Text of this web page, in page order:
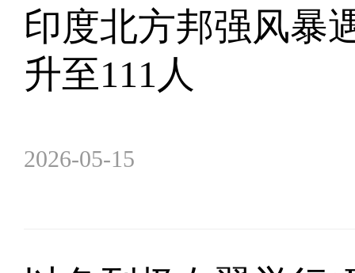
印度北方邦强风暴
升至111人
2026-05-15